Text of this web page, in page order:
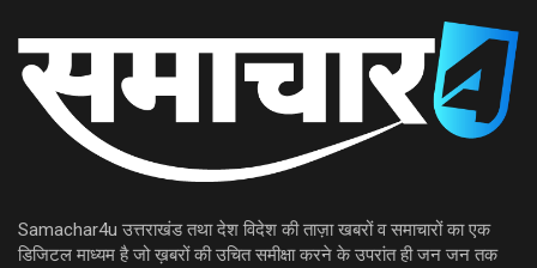
Samachar4u उत्तराखंड तथा देश विदेश की ताज़ा खबरों व समाचारों का एक
डिजिटल माध्यम है जो ख़बरों की उचित समीक्षा करने के उपरांत ही जन जन तक